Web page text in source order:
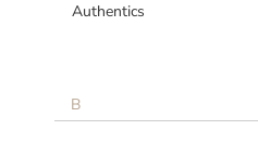
Authentics
B